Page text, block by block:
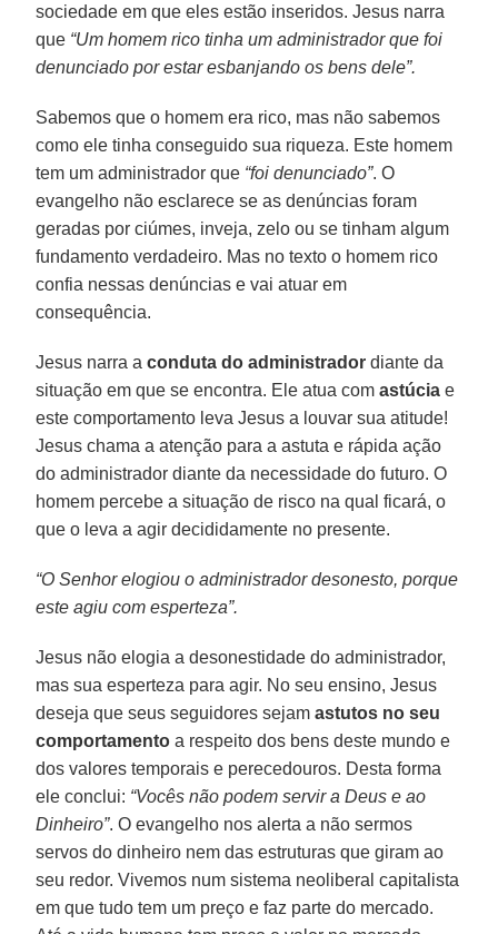
sociedade em que eles estão inseridos. Jesus narra
que “Um homem rico tinha um administrador que foi
denunciado por estar esbanjando os bens dele”.
Sabemos que o homem era rico, mas não sabemos
como ele tinha conseguido sua riqueza. Este homem
tem um administrador que “foi denunciado”. O
evangelho não esclarece se as denúncias foram
geradas por ciúmes, inveja, zelo ou se tinham algum
fundamento verdadeiro. Mas no texto o homem rico
confia nessas denúncias e vai atuar em
consequência.
Jesus narra a conduta do administrador diante da
situação em que se encontra. Ele atua com astúcia e
este comportamento leva Jesus a louvar sua atitude!
Jesus chama a atenção para a astuta e rápida ação
do administrador diante da necessidade do futuro. O
homem percebe a situação de risco na qual ficará, o
que o leva a agir decididamente no presente.
“O Senhor elogiou o administrador desonesto, porque
este agiu com esperteza”.
Jesus não elogia a desonestidade do administrador,
mas sua esperteza para agir. No seu ensino, Jesus
deseja que seus seguidores sejamastutos no seu
comportamento a respeito dos bens deste mundo e
dos valores temporais e perecedouros. Desta forma
ele conclui: “Vocês não podem servir a Deus e ao
Dinheiro”. O evangelho nos alerta a não sermos
servos do dinheiro nem das estruturas que giram ao
seu redor. Vivemos num sistema neoliberal capitalista
em que tudo tem um preço e faz parte do mercado.